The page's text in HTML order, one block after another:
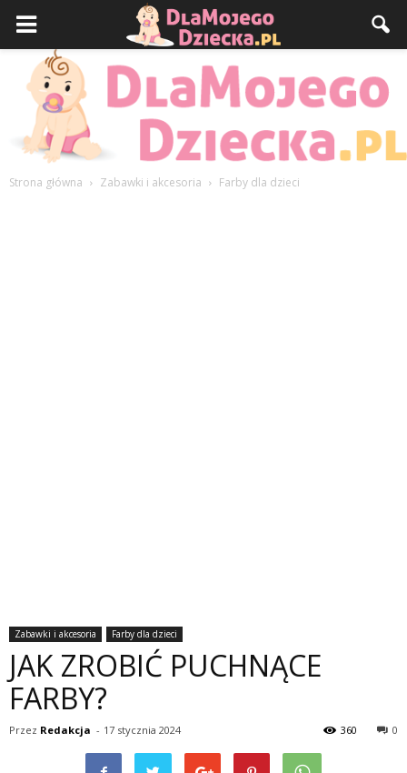
Strona główna Zabawki i akcesoria Farby dla dzieci
Zabawki i akcesoria Farby dla dzieci
JAK ZROBIĆ PUCHNĄCE
FARBY?
Przez Redakcja - 17 stycznia 2024 0
360